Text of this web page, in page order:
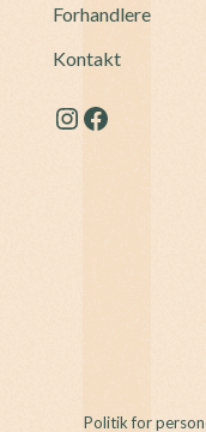
Forhandlere
Kontakt
Instagram
Facebook
Politik for